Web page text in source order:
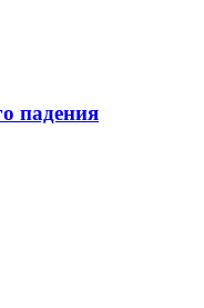
падения